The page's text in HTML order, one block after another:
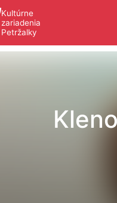
Kultúrne
zariadenia
Petržalky